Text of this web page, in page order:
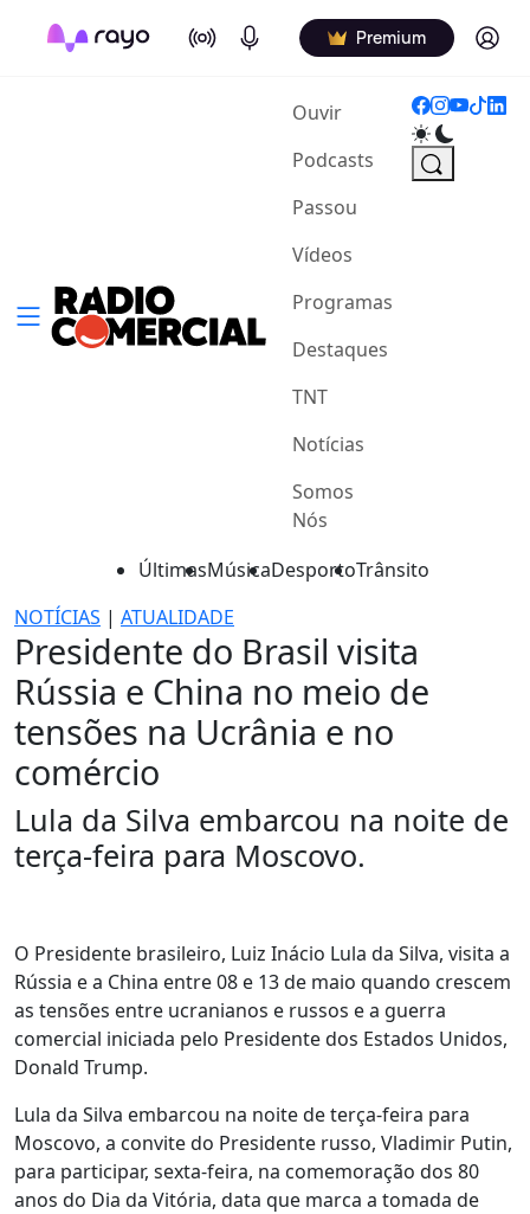
On Air Podcasts Premium Log in
Ouvir(current)
Podcasts
Passou
Vídeos
Programas
Destaques
TNT
Notícias
Somos
Nós
ÚltimasMúsicaDesportoTrânsito
NOTÍCIAS | ATUALIDADE
Presidente do Brasil visita
Rússia e China no meio de
tensões na Ucrânia e no
comércio
Lula da Silva embarcou na noite de
terça-feira para Moscovo.
O Presidente brasileiro, Luiz Inácio Lula da Silva, visita a
Rússia e a China entre 08 e 13 de maio quando crescem
as tensões entre ucranianos e russos e a guerra
comercial iniciada pelo Presidente dos Estados Unidos,
Donald Trump.
Lula da Silva embarcou na noite de terça-feira para
Moscovo, a convite do Presidente russo, Vladimir Putin,
para participar, sexta-feira, na comemoração dos 80
anos do Dia da Vitória, data que marca a tomada de